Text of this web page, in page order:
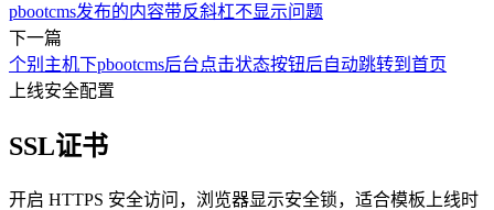
pbootcms发布的内容带反斜杠不显示问题
下一篇
个别主机下pbootcms后台点击状态按钮后自动跳转到首页
上线安全配置
SSL证书
开启 HTTPS 安全访问，浏览器显示安全锁，适合模板上线时